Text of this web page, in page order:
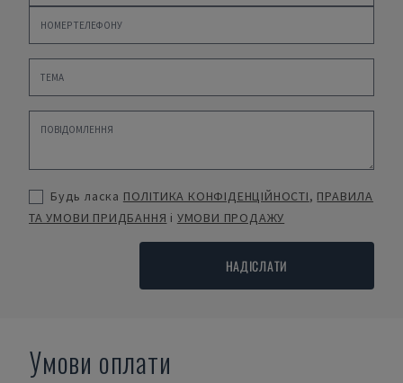
Будь ласка ПОЛІТИКА КОНФІДЕНЦІЙНОСТІ, ПРАВИЛА
ТА УМОВИ ПРИДБАННЯ і УМОВИ ПРОДАЖУ
НАДІСЛАТИ
Умови оплати